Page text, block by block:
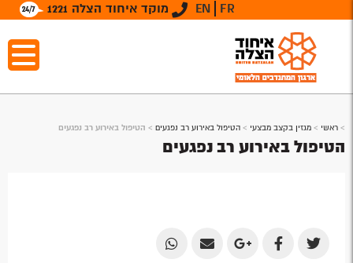
מוקד איחוד הצלה 1221 EN FR
> ראשי > מגזין בקצב מבצעי > הטיפול באירוע רב נפגעים > הטיפול באירוע רב נפגעים
הטיפול באירוע רב נפגעים
Share
Share
Share
Share
Share